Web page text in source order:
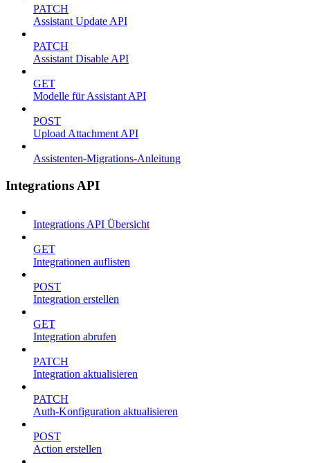
PATCH
Assistant Update API
PATCH
Assistant Disable API
GET
Modelle für Assistant API
POST
Upload Attachment API
Assistenten-Migrations-Anleitung
Integrations API
Integrations API Übersicht
GET
Integrationen auflisten
POST
Integration erstellen
GET
Integration abrufen
PATCH
Integration aktualisieren
PATCH
Auth-Konfiguration aktualisieren
POST
Action erstellen